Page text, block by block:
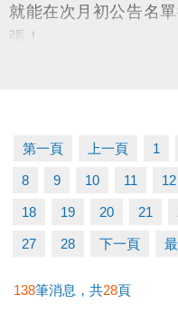
就能在次月初公告名
張！
/不可代領
運動不僅讓身體更健
健康加分、回饋加分、
詳情洽詢：03-
心卡專屬
第一頁 上一頁 1
8 9 10 11 12
18 19 20 21
27 28 下一頁
138筆消息，共28頁